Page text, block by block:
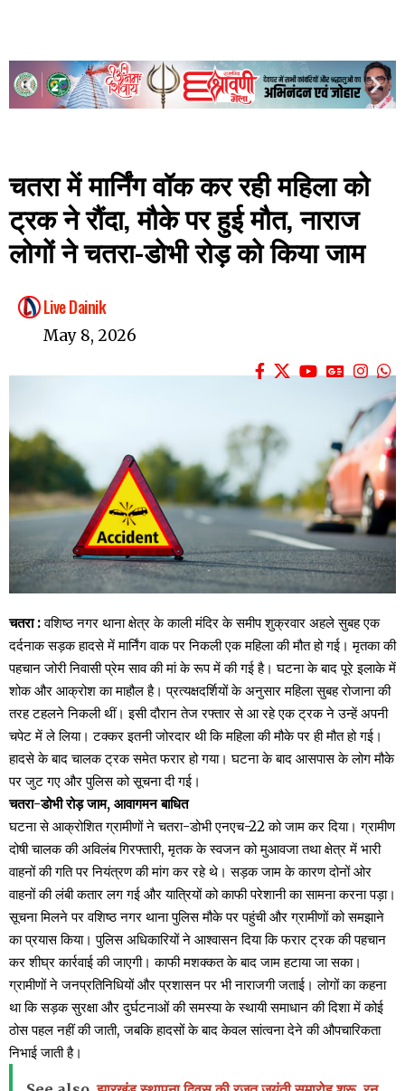
चतरा में मार्निंग वॉक कर रही महिला को
ट्रक ने रौंदा, मौके पर हुई मौत, नाराज
लोगों ने चतरा-डोभी रोड़ को किया जाम
Live Dainik
May 8, 2026
चतरा :वशिष्ठ नगर थाना क्षेत्र के काली मंदिर के समीप शुक्रवार अहले सुबह एक
दर्दनाक सड़क हादसे में मार्निंग वाक पर निकली एक महिला की मौत हो गई। मृतका की
पहचान जोरी निवासी प्रेम साव की मां के रूप में की गई है। घटना के बाद पूरे इलाके में
शोक और आक्रोश का माहौल है। प्रत्यक्षदर्शियों के अनुसार महिला सुबह रोजाना की
तरह टहलने निकली थीं। इसी दौरान तेज रफ्तार से आ रहे एक ट्रक ने उन्हें अपनी
चपेट में ले लिया। टक्कर इतनी जोरदार थी कि महिला की मौके पर ही मौत हो गई।
हादसे के बाद चालक ट्रक समेत फरार हो गया। घटना के बाद आसपास के लोग मौके
पर जुट गए और पुलिस को सूचना दी गई।
चतरा-डोभी रोड़ जाम, आवागमन बाधित
घटना से आक्रोशित ग्रामीणों ने चतरा-डोभी एनएच-22 को जाम कर दिया। ग्रामीण
दोषी चालक की अविलंब गिरफ्तारी, मृतक के स्वजन को मुआवजा तथा क्षेत्र में भारी
वाहनों की गति पर नियंत्रण की मांग कर रहे थे। सड़क जाम के कारण दोनों ओर
वाहनों की लंबी कतार लग गई और यात्रियों को काफी परेशानी का सामना करना पड़ा।
सूचना मिलने पर वशिष्ठ नगर थाना पुलिस मौके पर पहुंची और ग्रामीणों को समझाने
का प्रयास किया। पुलिस अधिकारियों ने आश्वासन दिया कि फरार ट्रक की पहचान
कर शीघ्र कार्रवाई की जाएगी। काफी मशक्कत के बाद जाम हटाया जा सका।
ग्रामीणों ने जनप्रतिनिधियों और प्रशासन पर भी नाराजगी जताई। लोगों का कहना
था कि सड़क सुरक्षा और दुर्घटनाओं की समस्या के स्थायी समाधान की दिशा में कोई
ठोस पहल नहीं की जाती, जबकि हादसों के बाद केवल सांत्वना देने की औपचारिकता
निभाई जाती है।